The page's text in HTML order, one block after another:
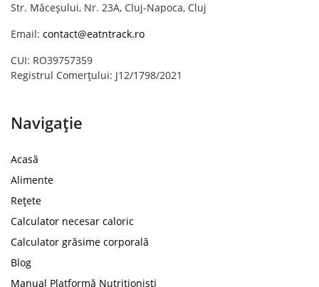
Str. Măceșului, Nr. 23A, Cluj-Napoca, Cluj
Email: contact@eatntrack.ro
CUI: RO39757359
Registrul Comerțului: J12/1798/2021
Navigație
Acasă
Alimente
Rețete
Calculator necesar caloric
Calculator grăsime corporală
Blog
Manual Platformă Nutriționiști